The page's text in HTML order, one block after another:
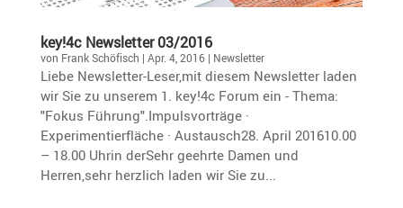
key!4c Newsletter 03/2016
von Frank Schöfisch | Apr. 4, 2016| Newsletter
Liebe Newsletter-Leser,mit diesem Newsletter laden
wir Sie zu unserem 1. key!4c Forum ein - Thema:
"Fokus Führung".Impulsvorträge ·
Experimentierfläche · Austausch28. April 201610.00
– 18.00 Uhrin derSehr geehrte Damen und
Herren,sehr herzlich laden wir Sie zu...